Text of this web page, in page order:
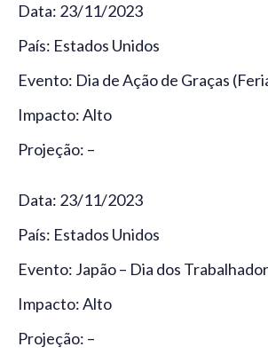
Data: 23/11/2023
País: Estados Unidos
Evento: Dia de Ação de Graças
Impacto: Alto
Projeção: –
Data: 23/11/2023
País: Estados Unidos
Evento: Japão – Dia dos
Impacto: Alto
Projeção: –